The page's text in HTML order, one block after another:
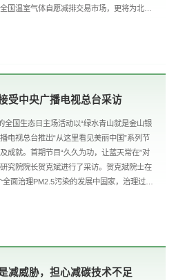
国温室气体自愿减排交易市场，更将为北京
受中央广播电视总台采访
全国生态日主场活动以“绿水青山就是金山银
电视总台推出“从这里看见美丽中国”系列节
成就。首期节目“久久为功，让蓝天常在”对
究院院长贺克斌进行了采访。贺克斌院士在
面治理PM2.5污染的发展中国家，治理过程
减威胁，担心减碳技术不足